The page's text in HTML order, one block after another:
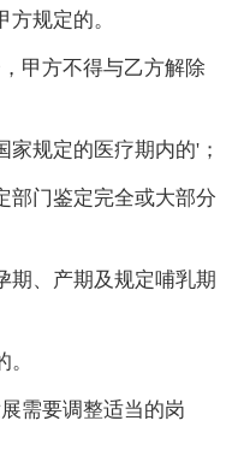
规定的。
甲方不得与乙方解除
规定的医疗期内的'；
门鉴定完全或大部分
、产期及规定哺乳期
需要调整适当的岗